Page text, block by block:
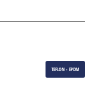
TEFLON - EPDM